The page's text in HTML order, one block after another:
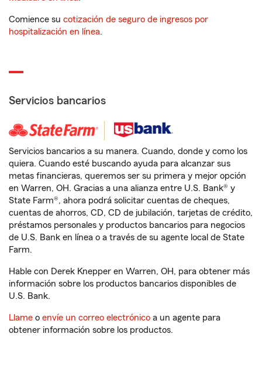
Comience su cotización de seguro de ingresos por
hospitalización en línea.
Servicios bancarios
Servicios bancarios a su manera. Cuando, donde y como los
quiera. Cuando esté buscando ayuda para alcanzar sus
metas financieras, queremos ser su primera y mejor opción
en Warren, OH. Gracias a una alianza entre U.S. Bank® y
State Farm®, ahora podrá solicitar cuentas de cheques,
cuentas de ahorros, CD, CD de jubilación, tarjetas de crédito,
préstamos personales y productos bancarios para negocios
de U.S. Bank en línea o a través de su agente local de State
Farm.
Hable con Derek Knepper en Warren, OH, para obtener más
información sobre los productos bancarios disponibles de
U.S. Bank.
Llame o envíe un correo electrónico a un agente para
obtener información sobre los productos.